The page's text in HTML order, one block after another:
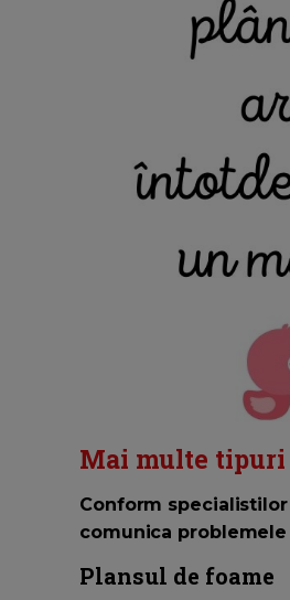
Mai multe tipuri
Conform
comunica
Plansul de foame